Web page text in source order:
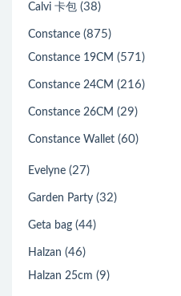
Calvi 卡包 (38)
Constance (875)
Constance 19CM (571)
Constance 24CM (216)
Constance 26CM (29)
Constance Wallet (60)
Evelyne (27)
Garden Party (32)
Geta bag (44)
Halzan (46)
Halzan 25cm (9)